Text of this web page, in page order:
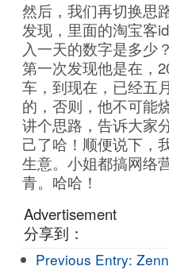
然后，我们再切换思
发现，里面的淘宝客
入一天的数字是多少？
第一次发现他是在，
车，到现在，已经五
的，否则，他不可能
讲个思路，告诉大家
己了哈！顺便说下，
生意。小姐都搞网络
青。哈哈！
Advertisement
分享到：
Previous Entry: